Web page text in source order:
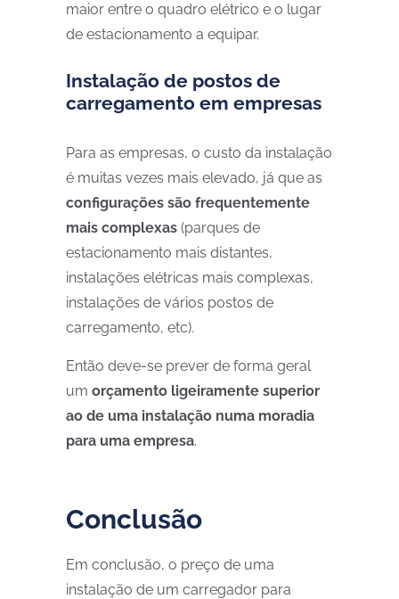
maior entre o quadro elétrico e o lugar
de estacionamento a equipar.
Instalação de postos de
carregamento em empresas
Para as empresas, o custo da instalação
é muitas vezes mais elevado, já que as
configurações são frequentemente
mais complexas (parques de
estacionamento mais distantes,
instalações elétricas mais complexas,
instalações de vários postos de
carregamento, etc).
Então deve-se prever de forma geral
um orçamento ligeiramente superior
ao de uma instalação numa moradia
para uma empresa.
Conclusão
Em conclusão, o preço de uma
instalação de um carregador para